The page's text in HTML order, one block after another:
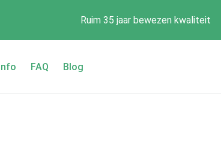
Ruim 35 jaar bewezen kwaliteit
FAQ Blog